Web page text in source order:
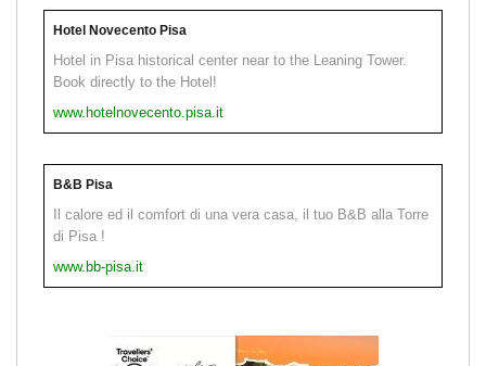
Hotel Novecento Pisa
Hotel in Pisa historical center near to the Leaning Tower.
Book directly to the Hotel!
www.hotelnovecento.pisa.it
B&B Pisa
Il calore ed il comfort di una vera casa, il tuo B&B alla Torre
di Pisa !
www.bb-pisa.it